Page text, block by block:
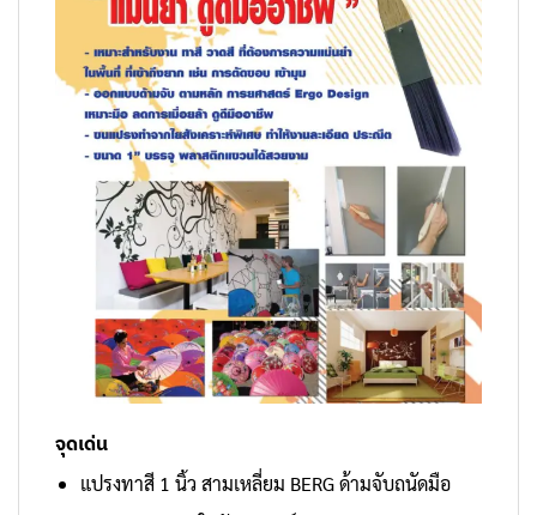
จุดเด่น
แปรงทาสี 1 นิ้ว สามเหลี่ยม BERG ด้ามจับถนัดมือ